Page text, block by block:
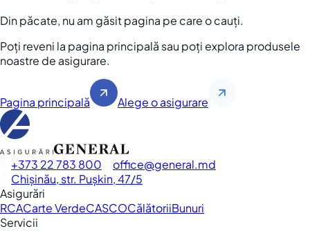
Din păcate, nu am găsit pagina pe care o cauți.
Poți reveni la pagina principală sau poți explora produsele
noastre de asigurare.
Pagina principală Alege o asigurare
+373 22 783 800 office
general.md
Chișinău, str. Pușkin, 47/5
Asigurări
RCACarte VerdeCASCOCălătoriiBunuri
Servicii